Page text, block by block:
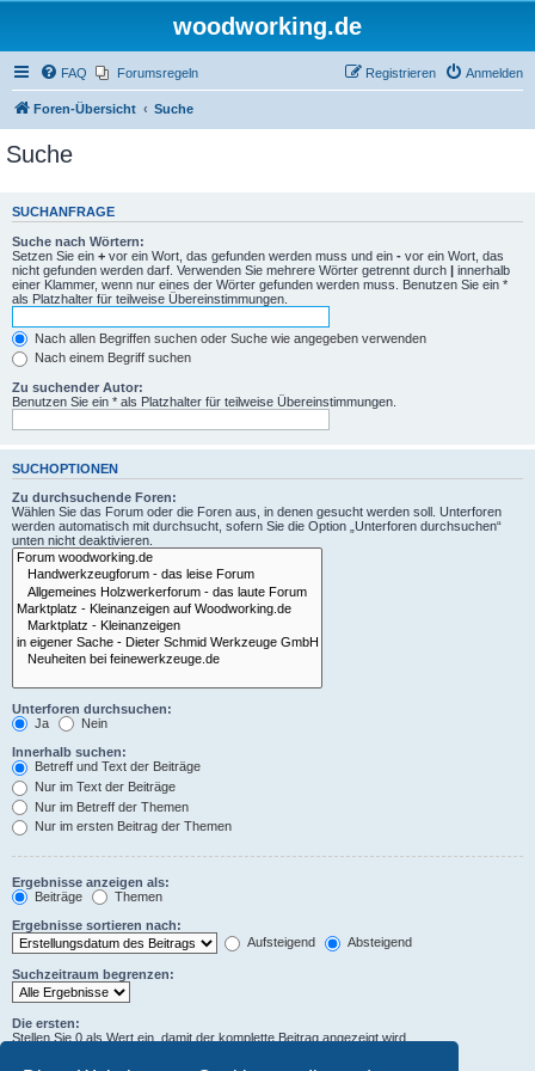
woodworking.de
FAQ Forumsregeln Anmelden
Registrieren
Foren-Übersicht Suche
Suche
SUCHANFRAGE
Suche nach Wörtern:
Setzen Sie ein + vor ein Wort, das gefunden werden muss und ein - vor ein Wort, das
nicht gefunden werden darf. Verwenden Sie mehrere Wörter getrennt durch | innerhalb
einer Klammer, wenn nur eines der Wörter gefunden werden muss. Benutzen Sie ein *
als Platzhalter für teilweise Übereinstimmungen.
Nach allen Begriffen suchen oder Suche wie angegeben verwenden
Nach einem Begriff suchen
Zu suchender Autor:
Benutzen Sie ein * als Platzhalter für teilweise Übereinstimmungen.
SUCHOPTIONEN
Zu durchsuchende Foren:
Wählen Sie das Forum oder die Foren aus, in denen gesucht werden soll. Unterforen
werden automatisch mit durchsucht, sofern Sie die Option „Unterforen durchsuchen“
unten nicht deaktivieren.
Unterforen durchsuchen:
Ja
Nein
Innerhalb suchen:
Betreff und Text der Beiträge
Nur im Text der Beiträge
Nur im Betreff der Themen
Nur im ersten Beitrag der Themen
Ergebnisse anzeigen als:
Beiträge
Themen
Ergebnisse sortieren nach:
Aufsteigend
Absteigend
Suchzeitraum begrenzen:
Die ersten:
Stellen Sie 0 als Wert ein, damit der komplette Beitrag angezeigt wird.